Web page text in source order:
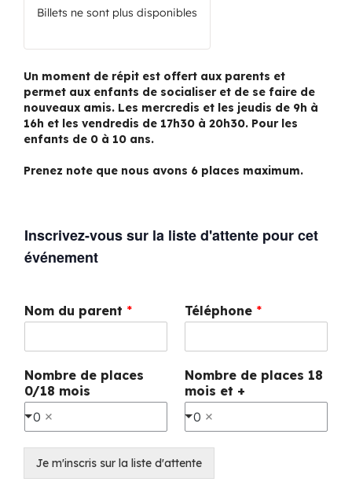
Billets ne sont plus disponibles
Un moment de répit est offert aux parents et
permet aux enfants de socialiser et de se faire de
nouveaux amis. Les mercredis et les jeudis de 9h à
16h et les vendredis de 17h30 à 20h30. Pour les
enfants de 0 à 10 ans.
Prenez note que nous avons 6 places maximum.
Inscrivez-vous sur la liste d'attente pour cet
événement
Nom du parent * Téléphone *
Nombre de places
0/18 mois
0
Nombre de places 18
mois et +
0
Je m'inscris sur la liste d'attente